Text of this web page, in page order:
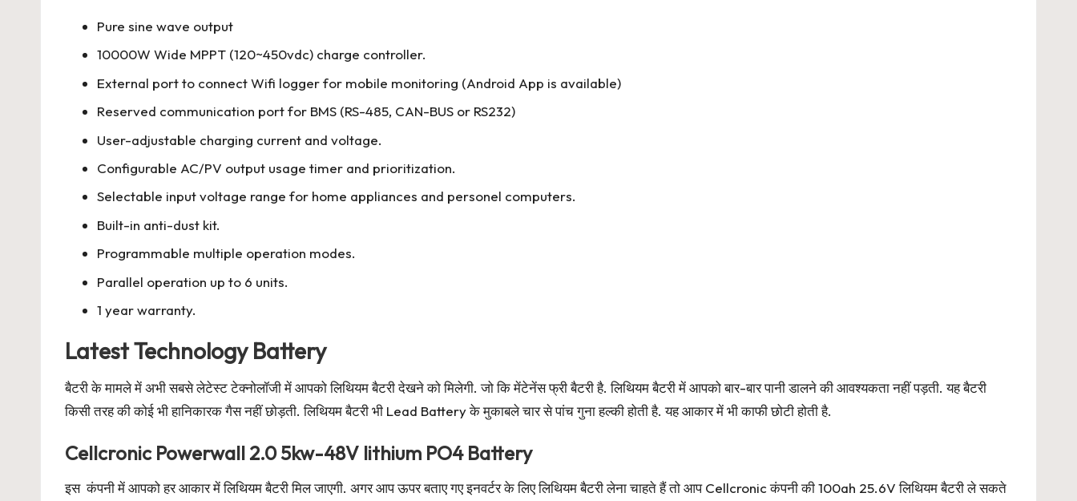
Pure sine wave output
10000W Wide MPPT (120~450vdc) charge controller.
External port to connect Wifi logger for mobile monitoring (Android App is available)
Reserved communication port for BMS (RS-485, CAN-BUS or RS232)
User-adjustable charging current and voltage.
Configurable AC/PV output usage timer and prioritization.
Selectable input voltage range for home appliances and personel computers.
Built-in anti-dust kit.
Programmable multiple operation modes.
Parallel operation up to 6 units.
1 year warranty.
Latest Technology Battery
बैटरी के मामले में अभी सबसे लेटेस्ट टेक्नोलॉजी में आपको लिथियम बैटरी देखने को मिलेगी. जो कि मेंटेनेंस फ्री बैटरी है. लिथियम बैटरी में आपको बार-बार पानी डालने की आवश्यकता नहीं पड़ती. यह बैटरी
किसी तरह की कोई भी हानिकारक गैस नहीं छोड़ती. लिथियम बैटरी भी Lead Battery के मुकाबले चार से पांच गुना हल्की होती है. यह आकार में भी काफी छोटी होती है.
Cellcronic Powerwall 2.0 5kw-48V lithium PO4 Battery
इस कंपनी में आपको हर आकार में लिथियम बैटरी मिल जाएगी. अगर आप ऊपर बताए गए इनवर्टर के लिए लिथियम बैटरी लेना चाहते हैं तो आप Cellcronic कंपनी की 100ah 25.6V लिथियम बैटरी ले सकते